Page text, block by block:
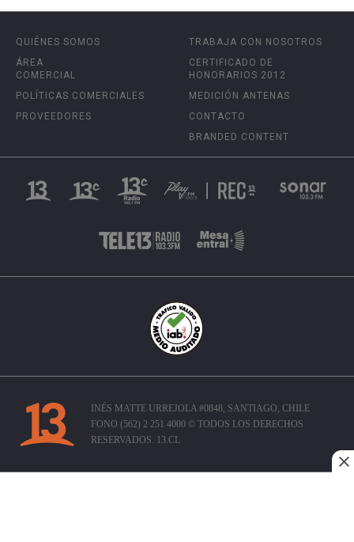
QUIÉNES SOMOS
ÁREA
COMERCIAL
POLÍTICAS COMERCIALES
PROVEEDORES
TRABAJA CON NOSOTROS
CERTIFICADO DE
HONORARIOS 2012
MEDICIÓN ANTENAS
CONTACTO
BRANDED CONTENT
INÉS MATTE URREJOLA #0848, SANTIAGO, CHILE
FONO (562) 2 251 4000 © TODOS LOS DERECHOS
RESERVADOS. 13.CL